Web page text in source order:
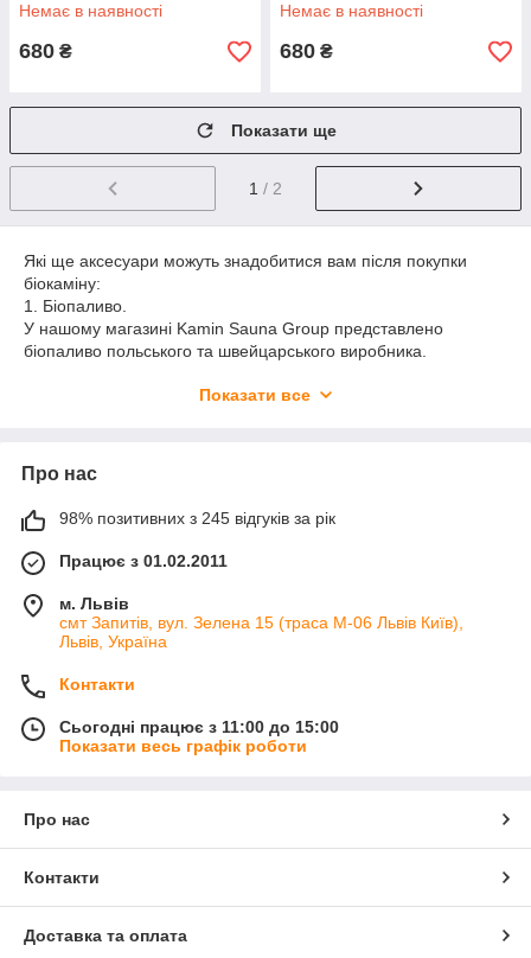
Немає в наявності
680 ₴
Немає в наявності
680 ₴
Показати ще
1 / 2
Які ще аксесуари можуть знадобитися вам після покупки
біокаміну:
1. Біопаливо.
У нашому магазині Kamin Sauna Group представлено
біопаливо польського та швейцарського виробника.
Витрата натовпу залежатиме від виду каміна та обсягу
досягати до 3 літрів на годину.
2. Керамічні дрова для біокаміну.
Дрова керамічні є чудовою прикрасою для біокамінів.
Під час роботи біокаміну знаходяться біля вогню, стійкі до
високих температур. Розміщувати дрова потрібно навколо
пальника, таким чином, щоб не блокувати пальник.
Показати все
Про нас
98% позитивних з 245 відгуків за рік
Працює з 01.02.2011
м. Львів
смт Запитів, вул. Зелена 15 (траса М-06 Львів Київ),
Львів, Україна
Контакти
Сьогодні працює з 11:00 до 15:00
Показати весь графік роботи
Про нас
Контакти
Доставка та оплата